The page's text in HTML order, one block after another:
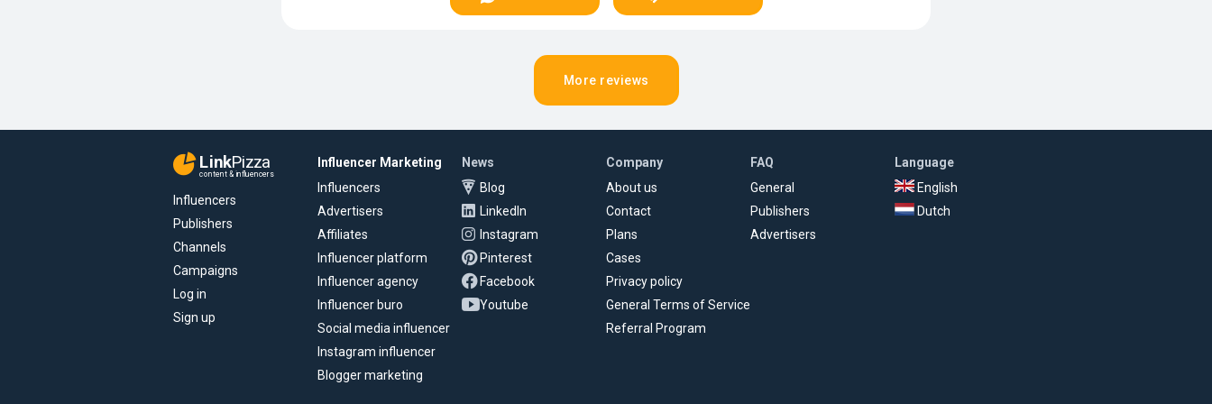
More reviews
LinkPizza
content & influencers
Influencers
Publishers
Channels
Campaigns
Log in
Sign up
Influencer Marketing
Influencers
Advertisers
Affiliates
Influencer platform
Influencer agency
Influencer buro
Social media influencer
Instagram influencer
Blogger marketing
News
Blog
LinkedIn
Instagram
Pinterest
Facebook
Youtube
Company
About us
Contact
Plans
Cases
Privacy policy
General Terms of Service
Referral Program
FAQ
General
Publishers
Advertisers
Language
English
Dutch